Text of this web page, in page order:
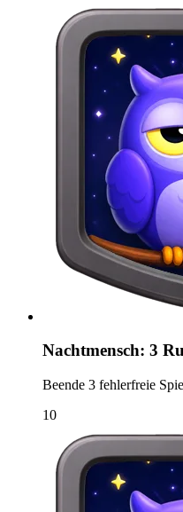
Nachtmensch: 3
Beende 3 fehlerfreie
10